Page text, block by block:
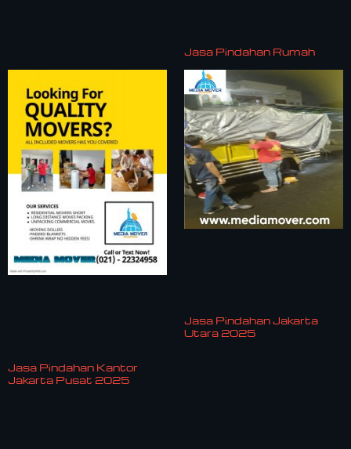
Jasa Pindahan Rumah
Jasa Pindahan Kantor
Jakarta Pusat 2025
Jasa Pindahan Jakarta
Utara 2025